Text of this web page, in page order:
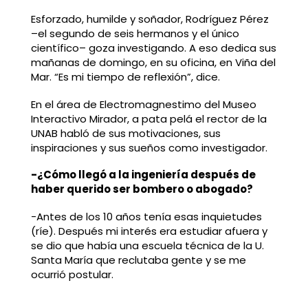
Esforzado, humilde y soñador, Rodríguez Pérez
–el segundo de seis hermanos y el único
científico– goza investigando. A eso dedica sus
mañanas de domingo, en su oficina, en Viña del
Mar. “Es mi tiempo de reflexión”, dice.
En el área de Electromagnestimo del Museo
Interactivo Mirador, a pata pelá el rector de la
UNAB habló de sus motivaciones, sus
inspiraciones y sus sueños como investigador.
-¿Cómo llegó a la ingeniería después de
haber querido ser bombero o abogado?
-Antes de los 10 años tenía esas inquietudes
(ríe). Después mi interés era estudiar afuera y
se dio que había una escuela técnica de la U.
Santa María que reclutaba gente y se me
ocurrió postular.